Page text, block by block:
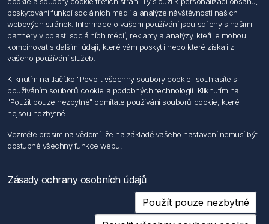
Zásady zpracování osobních údajů fyzických osob
Podmínky zasílání elektronických dokumentu
Všeobecné dodací a obchodní podmínky
Informace o nakládaní s elektroodpadem
Můj účet
Můj účet
Objednávky
Adresy
poskytování funkcí sociálních médií a analýze návštěvnosti našich
webových stránek. Informace o vašem používání jsou sdíleny s našimi
partnery v oblasti sociálních médií, reklamy a analýzy, kteří je mohou
kombinovat s dalšími údaji, které vám poskytli nebo které získali z
vašeho používání služeb.
Kliknutím na tlačítko "Povolit všechny soubory cookie" souhlasíte s
používáním souborů cookie a podobných technologií. Kliknutím na
"Použit pouze nezbytné" odmítáte používání souborů cookie, které
nejsou nezbytné.
Vezměte prosím na vědomí, že na základě vašeho nastavení nemusí být
dostupné všechny funkce webu.
Zásady ochrany osobních údajů
Použít pouze nezbytné